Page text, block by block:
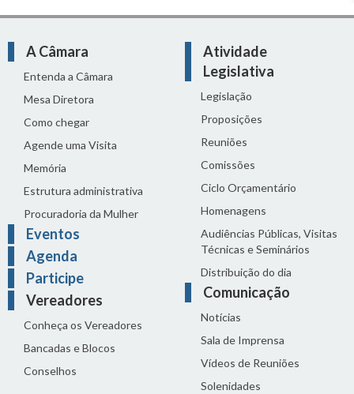
A Câmara
Entenda a Câmara
Mesa Diretora
Como chegar
Agende uma Visita
Memória
Estrutura administrativa
Procuradoria da Mulher
Eventos
Agenda
Participe
Vereadores
Conheça os Vereadores
Bancadas e Blocos
Conselhos
Atividade
Legislativa
Legislação
Proposições
Reuniões
Comissões
Ciclo Orçamentário
Homenagens
Audiências Públicas, Visitas
Técnicas e Seminários
Distribuição do dia
Comunicação
Notícias
Sala de Imprensa
Vídeos de Reuniões
Solenidades